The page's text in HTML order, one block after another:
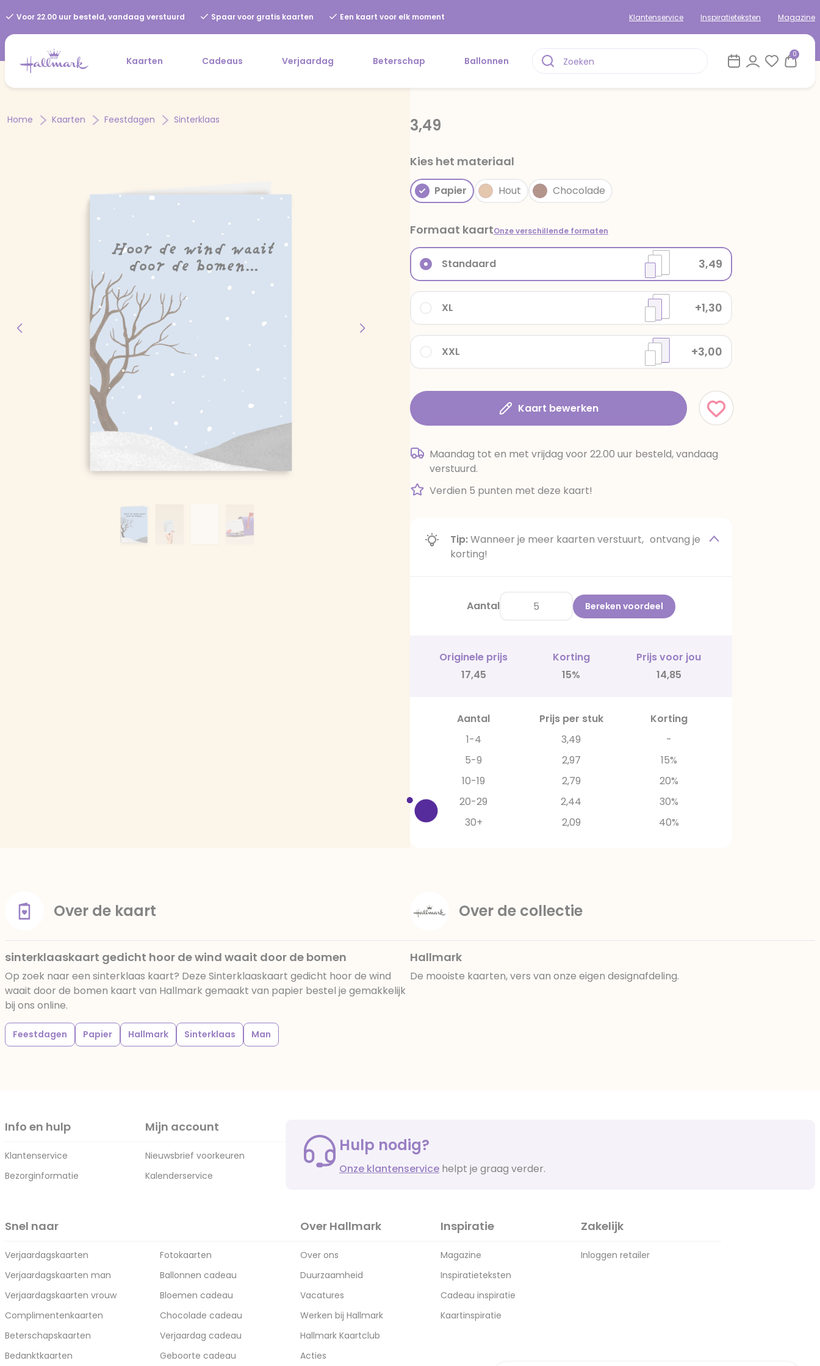
Voor 22.00 uur besteld, vandaag verstuurd Spaar voor gratis kaarten Een kaart voor elk moment Klantenservice Inspiratieteksten Magazine
Kaarten Cadeaus Verjaardag Beterschap Ballonnen
0
Home Kaarten Feestdagen Sinterklaas 3,49
Kies het materiaal
Papier Hout Chocolade
Formaat kaartOnze verschillende formaten
XXL +3,00
XL +1,30
Standaard 3,49
Kaart bewerken
Maandag tot en met vrijdag voor 22.00 uur besteld, vandaag
verstuurd.
Verdien 5 punten met deze kaart!
Tip:Wanneer je meer kaarten verstuurt, ontvang je
korting!
Aantal Bereken voordeel
Originele prijs Korting
Prijs voor jou
17,45
15% 14,85
Aantal Prijs per stuk
Korting
1-4
3,49
-
5-9
2,97
15%
10-19
2,79
20%
20-29
2,44
30%
30+
2,09 40%
Over de kaart
sinterklaaskaart gedicht hoor de wind waait door de bomen
Op zoek naar een sinterklaas kaart? Deze Sinterklaaskaart gedicht hoor de wind
waait door de bomen kaart van Hallmark gemaakt van papier bestel je gemakkelijk
bij ons online.
Feestdagen Papier Hallmark Sinterklaas Man
Over de collectie
Hallmark
De mooiste kaarten, vers van onze eigen designafdeling.
Info en hulp
Klantenservice
Bezorginformatie
Mijn account
Nieuwsbrief voorkeuren
Kalenderservice
Hulp nodig?
Onze klantenservice helpt je graag verder.
Snel naar
Verjaardagskaarten
Verjaardagskaarten man
Verjaardagskaarten vrouw
Complimentenkaarten
Beterschapskaarten
Bedanktkaarten
Fotokaarten
Ballonnen cadeau
Bloemen cadeau
Chocolade cadeau
Verjaardag cadeau
Geboorte cadeau
Over Hallmark
Over ons
Duurzaamheid
Vacatures
Werken bij Hallmark
Hallmark Kaartclub
Acties
Inspiratie
Magazine
Inspiratieteksten
Cadeau inspiratie
Kaartinspiratie
Zakelijk
Inloggen retailer